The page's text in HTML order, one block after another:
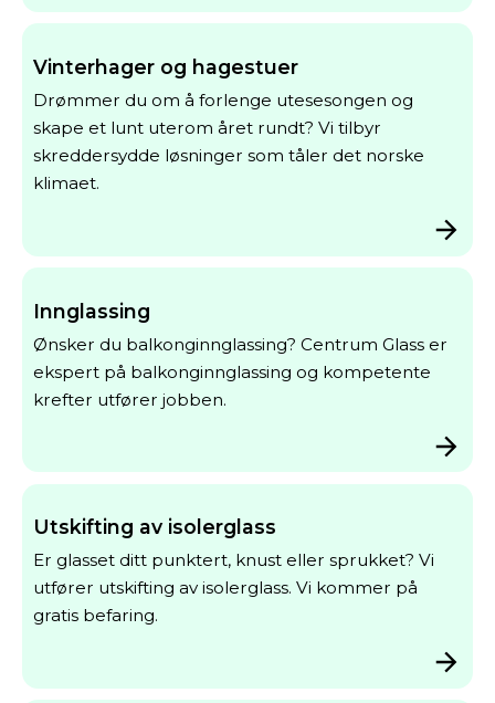
Vinterhager og hagestuer
Drømmer du om å forlenge utesesongen og
skape et lunt uterom året rundt? Vi tilbyr
skreddersydde løsninger som tåler det norske
klimaet.
Innglassing
Ønsker du balkonginnglassing? Centrum Glass er
ekspert på balkonginnglassing og kompetente
krefter utfører jobben.
Utskifting av isolerglass
Er glasset ditt punktert, knust eller sprukket? Vi
utfører utskifting av isolerglass. Vi kommer på
gratis befaring.